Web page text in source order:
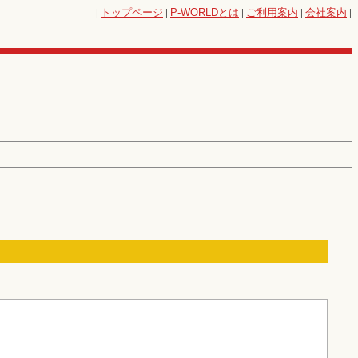
| トップページ | P-WORLDとは | ご利用案内 | 会社案内 |